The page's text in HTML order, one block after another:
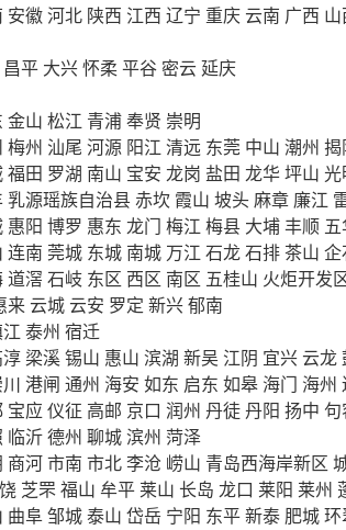
安徽河北 陕西 江西 辽宁 重庆 云南 广西
昌平 大兴怀柔平谷 密云延庆
金山 松江 青浦奉贤 崇明
梅州 汕尾 河源 阳江 清远 东莞 中山 潮州 揭
福田 罗湖 南山 宝安 龙岗 盐田 龙华坪山 光
乳源瑶族自治县赤坎 霞山 坡头麻章 廉江
惠阳 博罗 惠东 龙门 梅江 梅县 大埔丰顺
连南 莞城 东城 南城 万江 石龙石排茶山 企
道滘 石岐 东区 西区 南区 五桂山 火炬开发
来 云城 云安 罗定 新兴郁南
泰州 宿迁
梁溪锡山 惠山 滨湖 新吴 江阴 宜兴 云龙
港闸 通州 海安 如东 启东 如皋 海门 海州
宝应 仪征 高邮 京口 润州 丹徒丹阳 扬中
临沂德州 聊城滨州 菏泽
商河市南 市北李沧 崂山 青岛西海岸新区
芝罘福山 牟平 莱山 长岛 龙口 莱阳 莱州
曲阜邹城泰山 岱岳 宁阳 东平新泰 肥城